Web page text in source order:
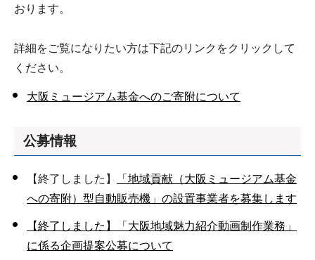
おります。
詳細をご覧になりたい方は下記のリンクをクリックして
ください。
大阪ミュージアム基金へのご寄附について
公募情報
【終了しました】
「地域貢献（大阪ミュージアム基金
への寄附）型自動販売機」の設置事業者を募集します
【終了しました】「大阪地域魅力紹介動画制作業務」
に係る企画提案公募について